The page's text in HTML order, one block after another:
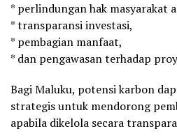
* perlindungan hak masyarakat
* transparansi investasi,
* pembagian manfaat,
* dan pengawasan terhadap
Bagi Maluku, potensi karbon
strategis untuk mendorong
apabila dikelola secara